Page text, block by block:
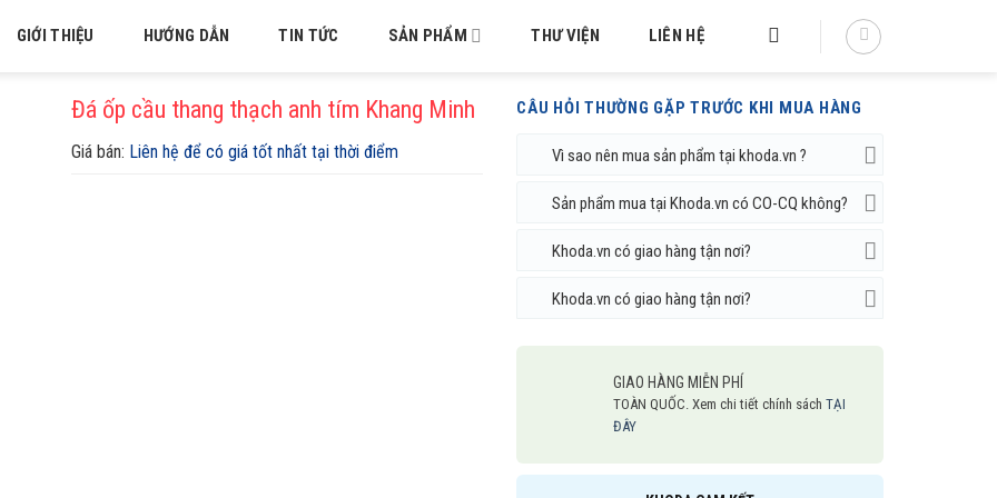
GIỚI THIỆU HƯỚNG DẪN TIN TỨC SẢN PHẨM THƯ VIỆN LIÊN HỆ
CÂU HỎI THƯỜNG GẶP TRƯỚC KHI MUA HÀNG
Vì sao nên mua sản phẩm tại khoda.vn ?
Sản phẩm mua tại Khoda.vn có CO-CQ không?
Khoda.vn có giao hàng tận nơi?
Khoda.vn có giao hàng tận nơi?
GIAO HÀNG MIỄN PHÍ
TOÀN QUỐC. Xem chi tiết chính sách TẠI
ĐÂY
Đá ốp cầu thang thạch anh tím Khang Minh
Giá bán: Liên hệ để có giá tốt nhất tại thời điểm